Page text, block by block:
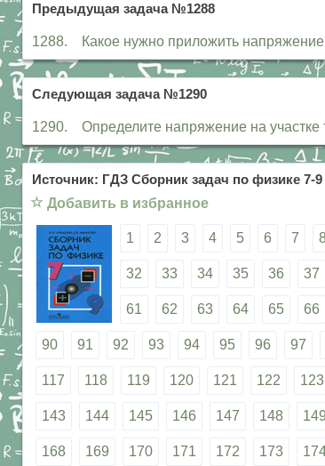
Предыдущая задача №1288
1288. Какое нужно приложить напряжение
Следующая задача №1290
1290. Определите напряжение на участке
Источник: ГДЗ Сборник задач по физике 7-
☆ Добавить в избранное
1 2 3 4 5 6 7
32 33 34 35 36 37
61 62 63 64 65 66
90 91 92 93 94 95 96 97
117 118 119 120 121 122 123
143 144 145 146 147 148 149
168 169 170 171 172 173